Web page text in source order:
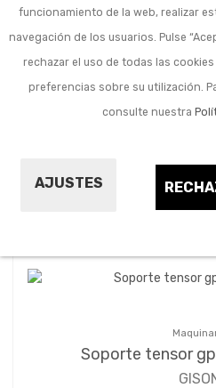
funcionamiento de la web, realizar
navegación de los usuarios. Pulse
rechazar el uso de todas las
preferencias sobre su utilización.
consulte nuestra
AJUSTES
Brazos
accesorios
neumática
Soporte tensor